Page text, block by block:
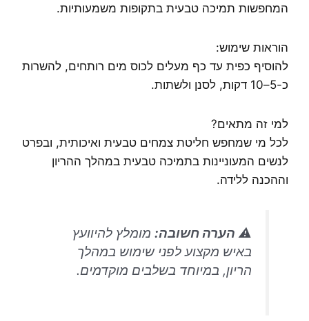
המחפשות תמיכה טבעית בתקופות משמעותיות.
הוראות שימוש:
להוסיף כפית עד כף מעלים לכוס מים רותחים, להשרות
כ-5–10 דקות, לסנן ולשתות.
למי זה מתאים?
לכל מי שמחפש חליטת צמחים טבעית ואיכותית, ובפרט
לנשים המעוניינות בתמיכה טבעית במהלך ההריון
וההכנה ללידה.
⚠️ הערה חשובה: מומלץ להיוועץ
באיש מקצוע לפני שימוש במהלך
הריון, במיוחד בשלבים מוקדמים.